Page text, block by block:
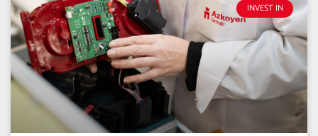
INVEST IN